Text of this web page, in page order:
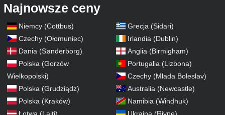
Najnowsze ceny
Niemcy (Cottbus)
Czechy (Ołomuniec)
Dania (Sønderborg)
Polska (Gorzów
Wielkopolski)
Polska (Grudziądz)
Polska (Kraków)
Grecja (Sidari)
Irlandia (Dublin)
Anglia (Birmigham)
Portugalia (Lizbona)
Czechy (Mlada Boleslav)
Australia (Newcastle)
Namibia (Windhuk)